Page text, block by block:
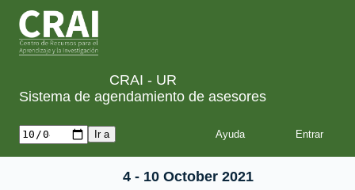
CRAI - UR
Sistema de agendamiento de asesores
Ayuda
4 - 10 October 2021